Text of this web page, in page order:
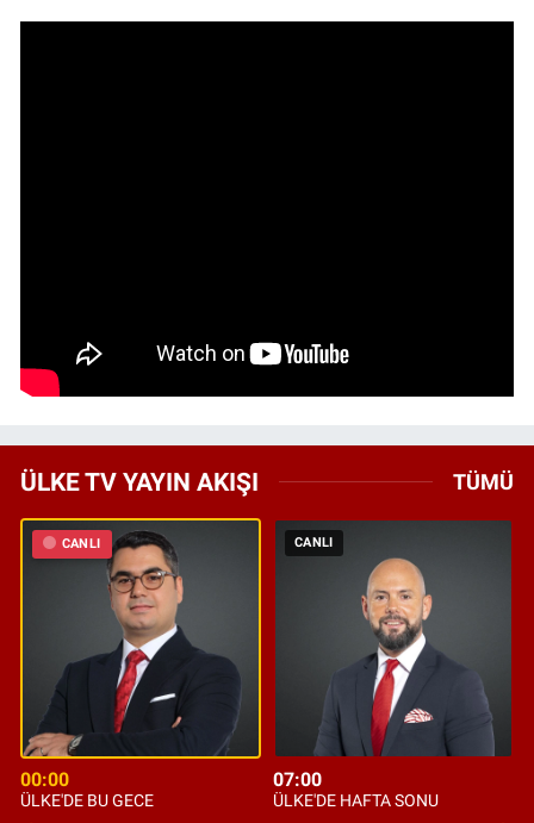
ÜLKE TV YAYIN AKIŞI TÜMÜ
CANLI
00:00
ÜLKE'DE BU GECE
CANLI
07:00
ÜLKE'DE HAFTA SONU